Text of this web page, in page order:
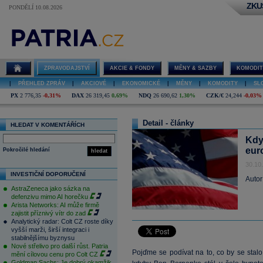
PONDĚLÍ 10.08.2026
ZPRAVODAJSTVÍ AKCIE & FONDY MĚNY & SAZBY
PŘEHLED ZPRÁV AKCIOVÉ EKONOMICKÉ MĚNY KOMODITY
PX 2 776,35 -0,31% DAX 26 319,45 0,69% NDQ 26 690,62 1,30% CZK/€ 24,244 -0,03%
HLEDAT V KOMENTÁŘÍCH
hledat
Pokročilé hledání
INVESTIČNÍ DOPORUČENÍ
AstraZeneca jako sázka na
defenzivu mimo AI horečku
Arista Networks: AI může firmě
zajistit příznivý vítr do zad
Analytický radar: Colt CZ roste díky
vyšší marži, širší integraci i
stabilnějšímu byznysu
Nové střelivo pro další růst. Patria
mění cílovou cenu pro Colt CZ
Detail - články
Pojďme se podívat na to, co by se